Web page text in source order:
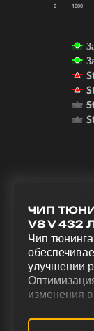
0 1000
ЧИП
V8 V 432
Чип
улучшении
изменения в
Chevrolet